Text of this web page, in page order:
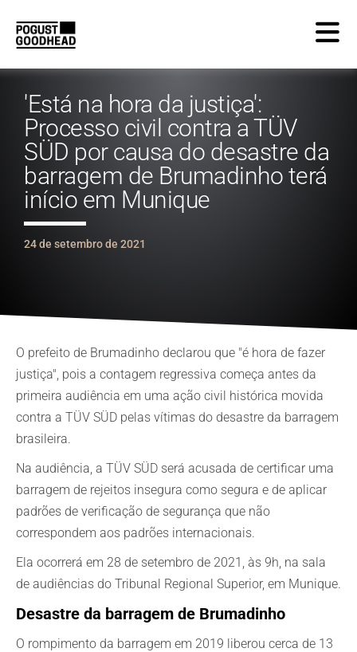
'Está na hora da justiça':
Processo civil contra a TÜV
SÜD por causa do desastre da
barragem de Brumadinho terá
início em Munique
24 de setembro de 2021
O prefeito de Brumadinho declarou que "é hora de fazer
justiça", pois a contagem regressiva começa antes da
primeira audiência em uma ação civil histórica movida
contra a TÜV SÜD pelas vítimas do desastre da barragem
brasileira.
Na audiência, a TÜV SÜD será acusada de certificar uma
barragem de rejeitos insegura como segura e de aplicar
padrões de verificação de segurança que não
correspondem aos padrões internacionais.
Ela ocorrerá em 28 de setembro de 2021, às 9h, na sala
de audiências do Tribunal Regional Superior, em Munique.
Desastre da barragem de Brumadinho
O rompimento da barragem em 2019 liberou cerca de 13